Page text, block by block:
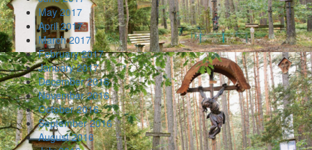
May 2017
April 2017
March 2017
February 2017
January 2017
December 2016
November 2016
October 2016
September 2016
August 2016